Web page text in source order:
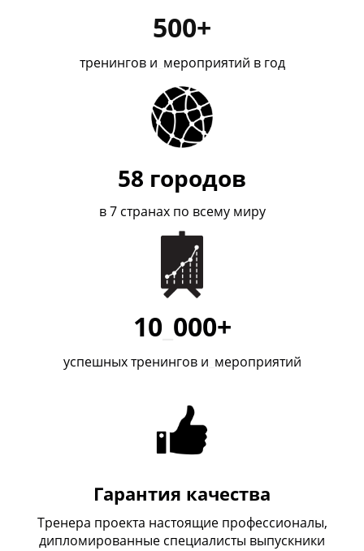
500+
тренингов и мероприятий в год
58 городов
в 7 странах по всему миру
10_ 000+
успешных тренингов и мероприятий
Гарантия качества
Тренера проекта настоящие профессионалы,
дипломированные специалисты выпускники